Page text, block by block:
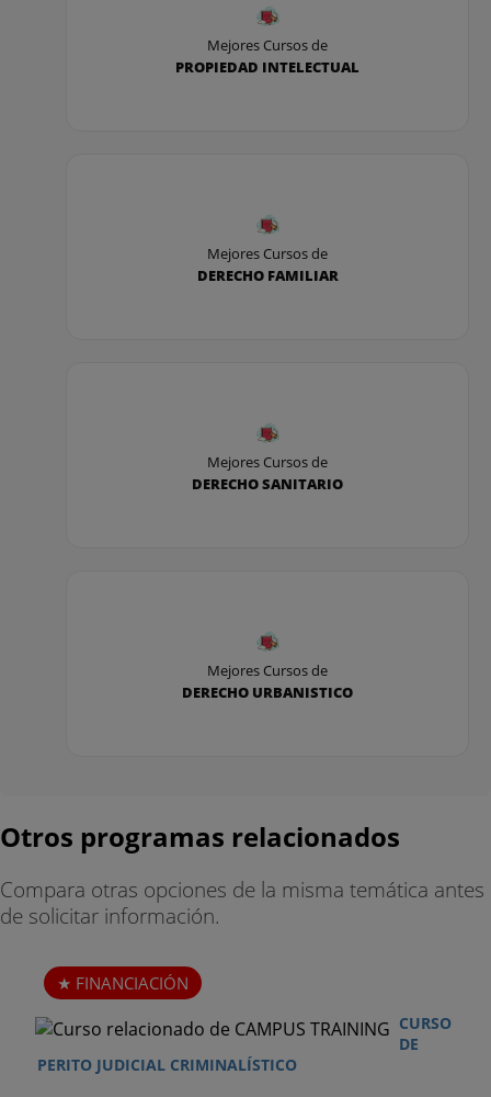
Mejores Cursos de
PROPIEDAD INTELECTUAL
Mejores Cursos de
DERECHO FAMILIAR
Mejores Cursos de
DERECHO SANITARIO
Mejores Cursos de
DERECHO URBANISTICO
Otros programas relacionados
Compara otras opciones de la misma temática antes
de solicitar información.
FINANCIACIÓN
CURSO
DE
PERITO JUDICIAL CRIMINALÍSTICO